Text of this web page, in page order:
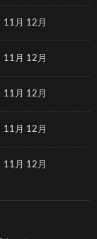
11月 12月
11月 12月
11月 12月
11月 12月
11月 12月